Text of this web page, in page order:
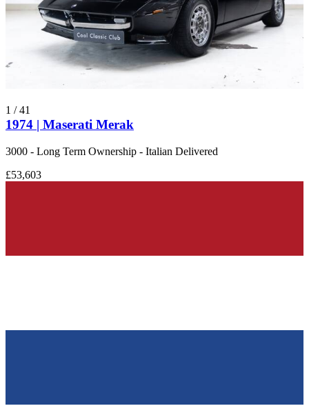
1 /41
1974 | Maserati Merak
3000 - Long Term Ownership - Italian Delivered
£53,603